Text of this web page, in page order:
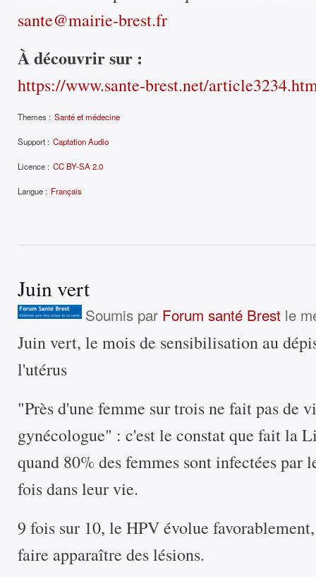
sante@mairie-brest.fr
À découvrir sur :
https://www.sante-brest.net/
Themes : Santé et médecine
Support : Captation Audio
Licence : CC BY-SA 2.0
Langue : Français
Juin vert
Soumis par Forum santé Brestle
Juin vert, le mois de sensibilisation au
l'utérus
"Près d'une femme sur trois ne fait pas de
gynécologue" : c'est le constat que fait la
quand 80% des femmes sont infectées par
fois dans leur vie.
9 fois sur 10, le HPV évolue
faire apparaître des lésions.